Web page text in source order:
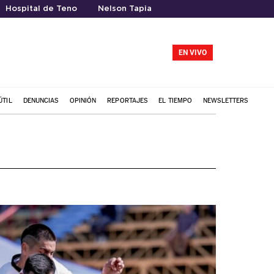
Hospital de Teno Nelson Tapia
EN VIVO
DENUNCIAS OPINIÓN REPORTAJES EL TIEMPO NEWSLETTERS